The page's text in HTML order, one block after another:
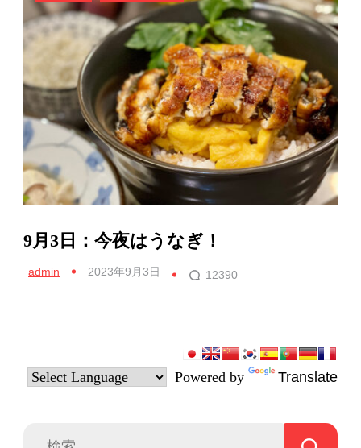
9月3日：今夜はうなぎ！
admin 2023年9月3日 12390
Powered by Translate